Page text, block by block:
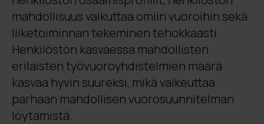
mahdollisuus vaikuttaa omiin vuoroihin sekä
liiketoiminnan tekeminen tehokkaasti.
Henkilöstön kasvaessa mahdollisten
erilaisten työvuoroyhdistelmien määrä
kasvaa hyvin suureksi, mikä vaikeuttaa
parhaan mahdollisen vuorosuunnitelman
löytämistä.